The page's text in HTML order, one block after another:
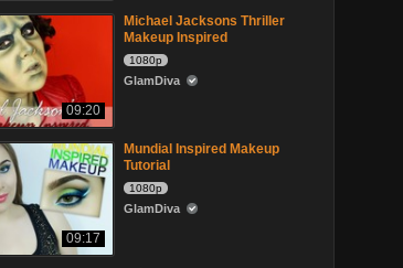
09:20
Michael Jacksons Thriller
Makeup Inspired
1080p
GlamDiva
09:17
Mundial Inspired Makeup
Tutorial
1080p
GlamDiva